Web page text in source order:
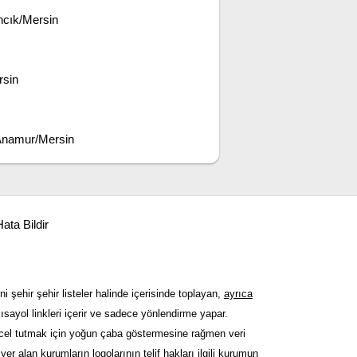
Mersin
Mersin
Bildir
şehir şehir listeler halinde içerisinde toplayan, ayrıca
linkleri içerir ve sadece yönlendirme yapar.
tutmak için yoğun çaba göstermesine rağmen veri
alan kurumların logolarının telif hakları ilgili kurumun